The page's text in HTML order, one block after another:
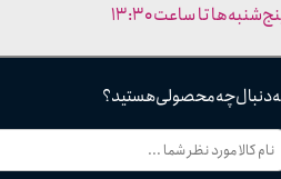
دنبال چه محصولی هستید؟
تا ساعت ۱۳:۳۰​​​​​​​